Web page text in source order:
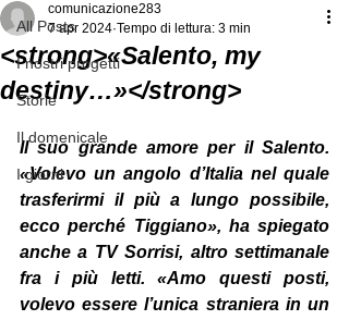
All Posts
I nostri progetti
Storie
Il domenicale
I giorni
<strong>«Salento, my
destiny…»</strong>
comunicazione283
7 apr 2024 Tempo di lettura: 3 min
Il suo grande amore per il Salento.
«Volevo un angolo d’Italia nel quale
trasferirmi il più a lungo possibile,
ecco perché Tiggiano», ha spiegato
anche a TV Sorrisi, altro settimanale
fra i più letti. «Amo questi posti,
volevo essere l’unica straniera in un